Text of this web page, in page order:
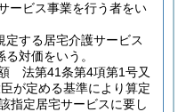
ービス事業を行う者をい
する居宅介護サービス
対価をいう。
法第41条第4項第1号又
が定める基準により算定
指定居宅サービスに要し